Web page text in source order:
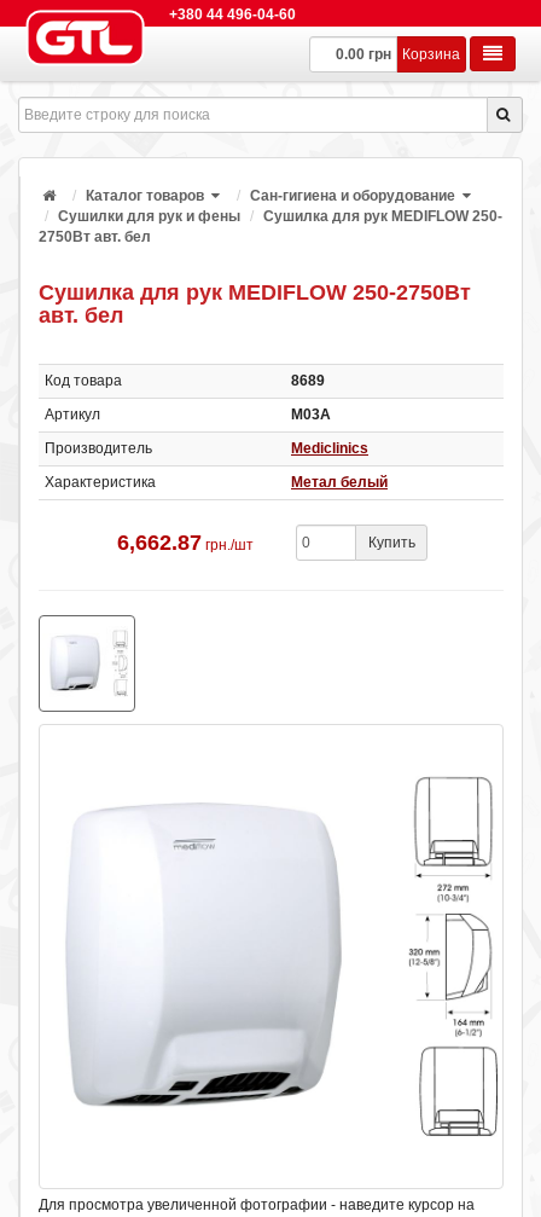
+380 44 496-04-60
0.00 грн Корзина
Каталог товаров
Сан-гигиена и оборудование
Сушилки для рук и фены
Сушилка для рук MEDIFLOW 250-
2750Вт авт. бел
Сушилка для рук MEDIFLOW 250-2750Вт
авт. бел
Код товара
8689
Артикул
М03А
Производитель
Mediclinics
Характеристика
Метал белый
6,662.87 грн./шт Купить
Для просмотра увеличенной фотографии - наведите курсор на